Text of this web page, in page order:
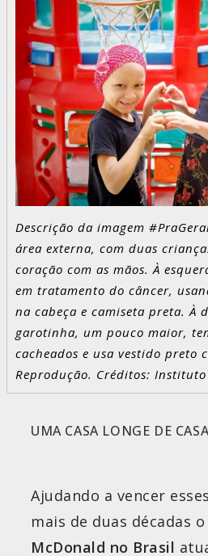
Descrição da imagem
área externa, com duas
coração com as mãos. À
em tratamento do câncer,
na cabeça e camiseta preta. À
garotinha, um pouco maior,
cacheados e usa vestido preto
Reprodução. Créditos:
UMA CASA LONGE DE
Ajudando a vencer
mais de duas décadas o
McDonald no Brasil